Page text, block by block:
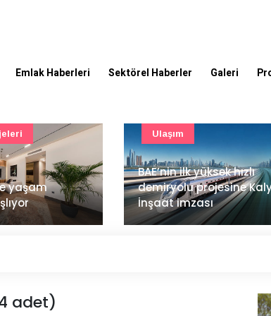
Emlak Haberleri Sektörel Haberler Galeri
hızlı
Kalyon
Mimarlık ve mühendislik
projeleri e-PYS ile dijital
ortama taşınacak
Güncel
adet)